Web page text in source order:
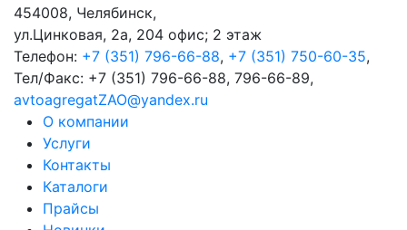
454008, Челябинск,
ул.Цинковая, 2а, 204 офис; 2 этаж
Телефон: +7 (351) 796-66-88, +7 (351) 750-60-35,
Тел/Факс: +7 (351) 796-66-88, 796-66-89,
avtoagregatZAO@yandex.ru
О компании
Услуги
Контакты
Каталоги
Прайсы